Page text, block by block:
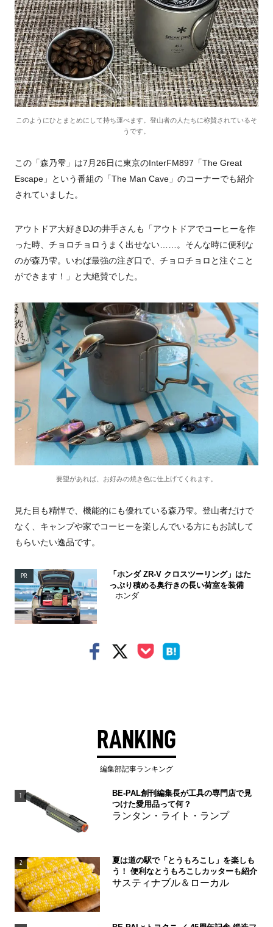
このようにひとまとめにして持ち運べます。登山者の人たちに称賛されているそ
うです。
この「森乃雫」は7月26日に東京のInterFM897 「The Great
Escape 」という番組の「The Man Cave 」のコーナーでも紹介
されていました。
アウトドア大好き DJの井手さんも「アウトドアでコーヒーを作
った時、チョロチョロうまく出せない……。 そんな時に便利な
のが森乃雫。いわば最強の注ぎ口で、チョロチョロと注ぐこと
ができます！」と大絶賛でした。
要望があれば、お好みの焼き色に仕上げてくれます。
見た目も精悍で、機能的にも優れている森乃雫。登山者だけで
なく、キャンプや家でコーヒーを楽しんでいる方にもお試して
もらいたい逸品です。
PR
「ホンダ ZR-V クロスツーリング」はた
っぷり積める奥行きの長い荷室を装備
ホンダ
RANKING
編集部記事ランキング
1
BE-PAL創刊編集長が工具の専門店で見
つけた愛用品って何？
ランタン・ライト・ランプ
2
夏は道の駅で「とうもろこし」を楽しも
う！ 便利なとうもろこしカッターも紹介
サスティナブル＆ローカル